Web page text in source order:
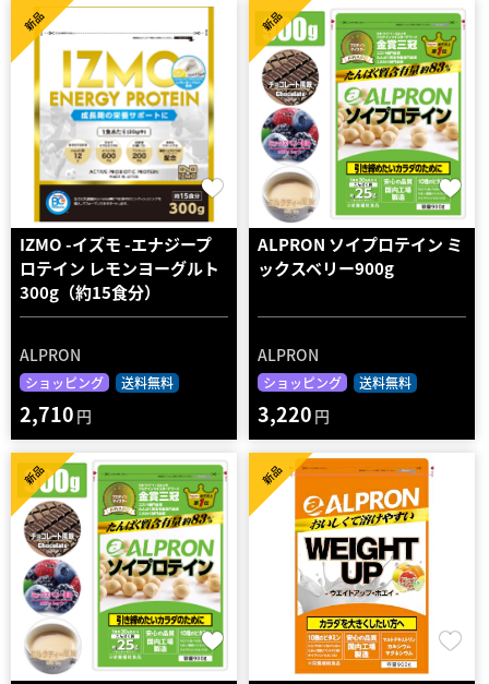
IZMO -イズモ -エナジープ
ロテイン レモンヨーグルト​
300g​（約15食分）
ALPRON
ショッピング 送料無料
新品
2,710 円
ALPRON ソイプロテイン ミ
ックスベリー900g
ALPRON
ショッピング 送料無料
新品
3,220 円
新品 新品